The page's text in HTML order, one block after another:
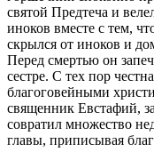
святой Предтеча и
иноков вместе с тем,
скрылся от иноков и
Перед смертью он
сестре. С тех пор
благоговейными
священник Евстафий,
совратил множество
главы, приписывая